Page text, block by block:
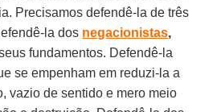
Precisamos defendê-la de três
la dos negacionistas,
fundamentos. Defendê-la
se empenham em reduzi-la a
vazio de sentido e mero meio